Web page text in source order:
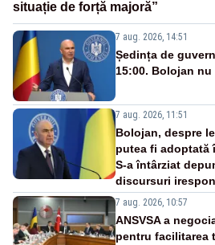
situație de forță majoră”
7 aug. 2026, 14:51
Ședința de
15:00. Bolojan
7 aug. 2026, 11:51
Bolojan, despre
putea fi adoptată
S-a întârziat
discursuri
7 aug. 2026, 10:57
ANSVSA a
pentru facilitarea